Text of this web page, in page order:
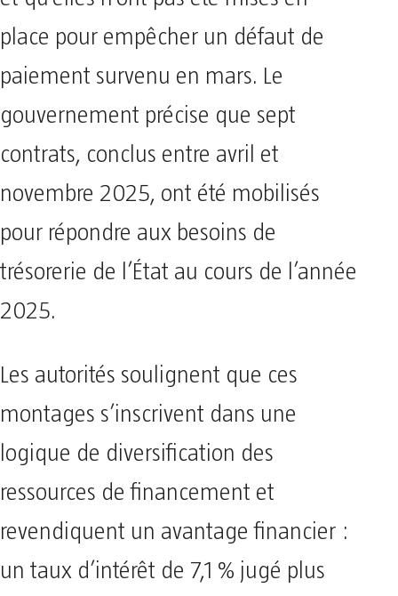
place pour empêcher un défaut de
paiement survenu en mars. Le
gouvernement précise que sept
contrats, conclus entre avril et
novembre 2025, ont été mobilisés
pour répondre aux besoins de
trésorerie de l’État au cours de l’année
2025.
Les autorités soulignent que ces
montages s’inscrivent dans une
logique de diversification des
ressources de financement et
revendiquent un avantage financier :
un taux d’intérêt de 7,1 % jugé plus